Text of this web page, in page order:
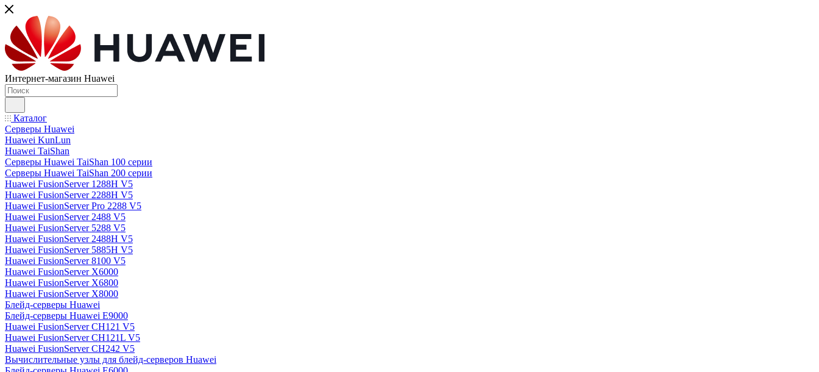
Интернет-магазин Huawei
Каталог
Серверы Huawei
Huawei KunLun
Huawei TaiShan
Серверы Huawei TaiShan 100 серии
Серверы Huawei TaiShan 200 серии
Huawei FusionServer 1288H V5
Huawei FusionServer 2288H V5
Huawei FusionServer Pro 2288 V5
Huawei FusionServer 2488 V5
Huawei FusionServer 5288 V5
Huawei FusionServer 2488H V5
Huawei FusionServer 5885H V5
Huawei FusionServer 8100 V5
Huawei FusionServer X6000
Huawei FusionServer X6800
Huawei FusionServer X8000
Блейд-серверы Huawei
Блейд-серверы Huawei E9000
Huawei FusionServer CH121 V5
Huawei FusionServer CH121L V5
Huawei FusionServer CH242 V5
Вычислительные узлы для блейд-серверов Huawei